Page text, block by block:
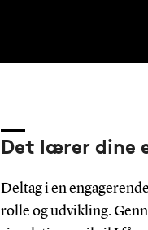
Det lærer dine
Deltag i en
rolle og udvikling.